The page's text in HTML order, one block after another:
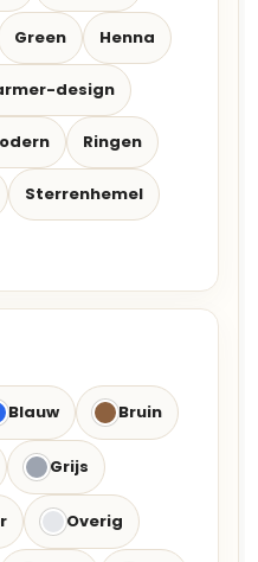
Green Henna
design
Ringen
Sterrenhemel
Blauw Bruin
Grijs
Overig